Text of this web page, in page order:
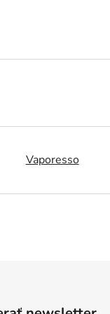
Vaporesso